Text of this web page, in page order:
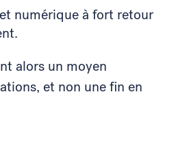
numérique à fort retour
alors un moyen
et non une fin en